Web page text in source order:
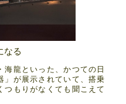
なる
龍といった、かつての日
」が展示されていて、搭乗
つもりがなくても聞こえて